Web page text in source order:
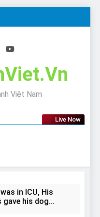
Việt Nam
Live Now
in ICU, His
gave his dog